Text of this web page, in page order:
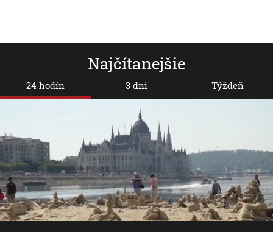
Najčítanejšie
24 hodín 3 dni Týždeň